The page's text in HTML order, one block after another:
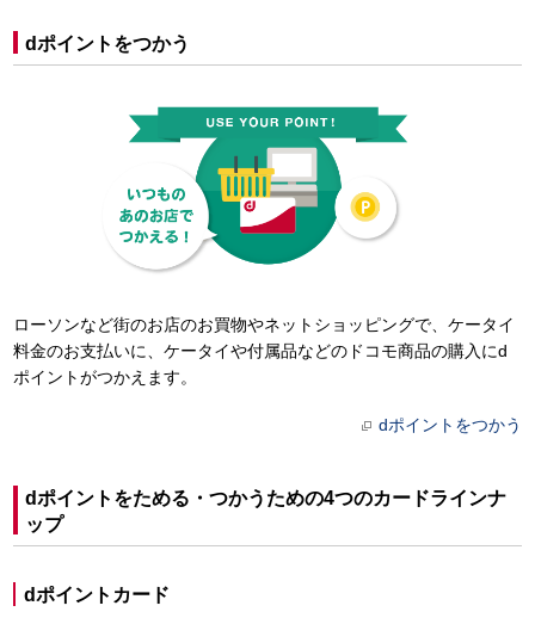
dポイントをつかう
ローソンなど街のお店のお買物やネットショッピングで、ケータイ
料金のお支払いに、ケータイや付属品などのドコモ商品の購入にd
ポイントがつかえます。
dポイントをつかう
dポイントをためる・つかうための4つのカードラインナ
ップ
dポイントカード